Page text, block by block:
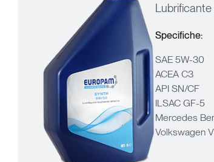
Specifiche:
SAE 5W-30
ACEA C3
API SN/CF
ILSAC GF-5
Mercedes
Volkswagen